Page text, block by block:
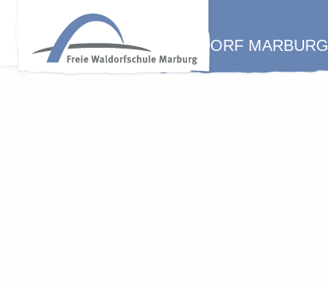
WALDORF MARBURG